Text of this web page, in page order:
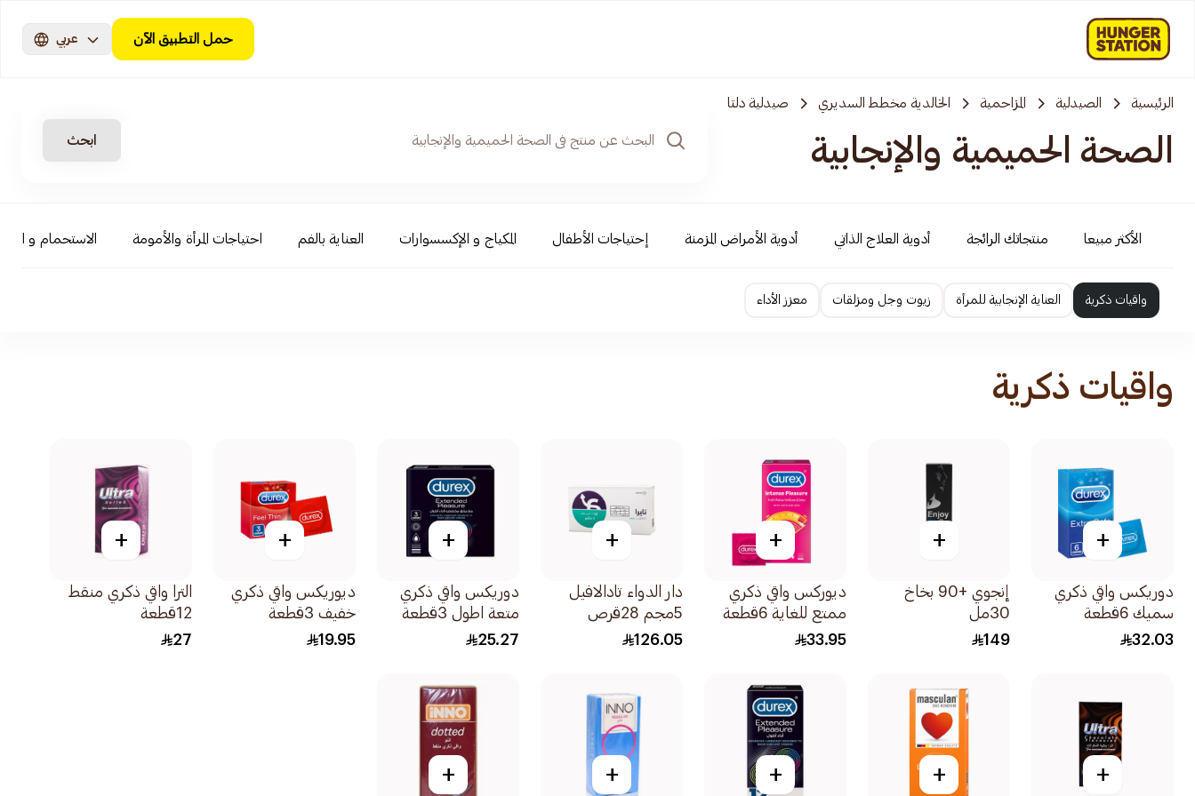
حمل التطبيق الآن عربي
الرئيسية الصيدلية المزاحمية‎‎ الخالدية مخطط السديري صيدلية دلتا
الصحة الحميمية والإنجابية ابحث
الأكثر مبيعا منتجاتك الرائجة أدوية العلاج الذاتي أدوية الأمراض المزمنة إحتياجات الأطفال المكياج و الإكسسوارات العناية بالفم احتياجات المرأة والأمومة الاستحمام و السبا
واقيات ذكرية العناية الإنجابية للمرأة زيوت وجل ومزلقات معزز الأداء
واقيات ذكرية
+
دوريكس واقي ذكري
سميك 6قطعة
32.03
+
إنجوي +90 بخاخ
30مل
149
+
ديوركس واقي ذكري
ممتع للغاية 6قطعة
33.95
+
دار الدواء تادالافيل
5مجم 28قرص
126.05
+
دوريكس واقي ذكري
متعة اطول 3قطعة
25.27
+
ديوريكس واقي ذكري
خفيف 3قطعة
19.95
+
الترا واقي ذكري منقط
12قطعة
27
+
+
+
+
+